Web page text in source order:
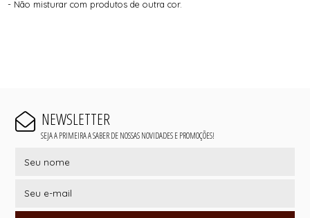
- Não misturar com produtos de outra cor.
NEWSLETTER
SEJA A PRIMEIRA A SABER DE NOSSAS NOVIDADES E PROMOÇÕES!